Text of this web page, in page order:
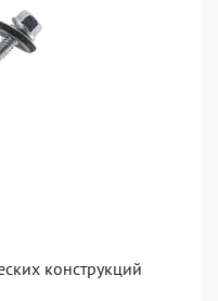
конструкций